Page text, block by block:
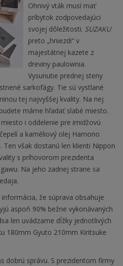
Ohnivý vták musí mať
príbytok zodpovedajúci
svojej dôležitosti. SUZAKU
preto „hniezdi“ v
majestátnej kazete z
dreviny paulownia.
Vysunutie prednej steny
sarkofágy. Tie sú vystlané
tej najvyššej kvality. Na nej
márne hľadať slabé miesto.
i oddelenie pre imidžovú
a kaméliový olej Hamono
však dostanú len klienti Nippon
s príhovorom prezidenta
Na jeho zadnej strane sa
že súprava obsahuje
aspoň 90% bežne vykonávaných
len uvádzame dĺžky jednotlivých
180mm Gyuto 210mm Kiritsuke
dobrú správu. S prezidentom firmy